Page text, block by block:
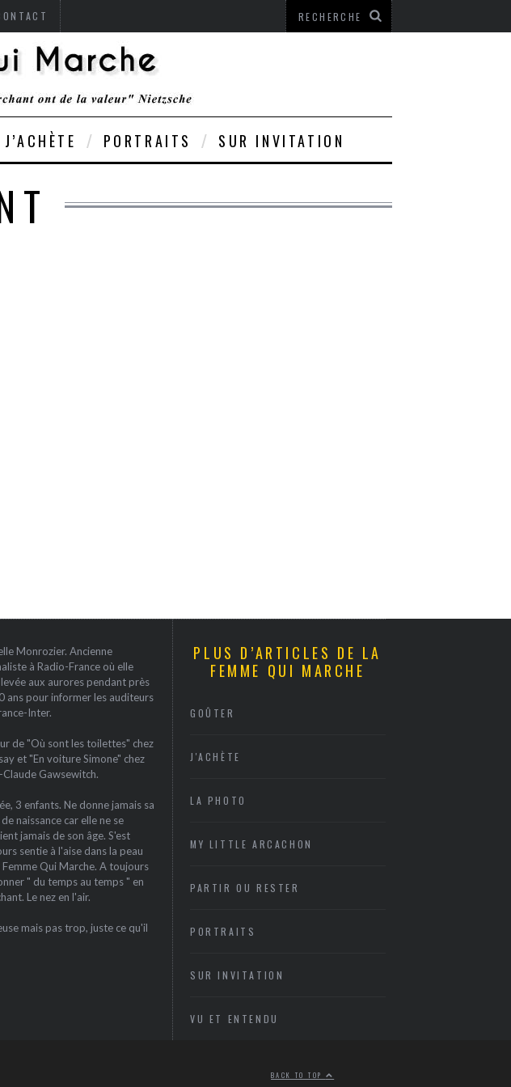
J’ACHÈTE PORTRAITS SUR INVITATION
Monrozier. Ancienne
à Radio-France où elle
aux aurores pendant près
ans pour informer les auditeurs
Inter.
de "Où sont les toilettes" chez
et "En voiture Simone" chez
Claude Gawsewitch.
3 enfants. Ne donne jamais sa
naissance car elle ne se
jamais de son âge. S'est
sentie à l'aise dans la peau
Femme Qui Marche. A toujours
" du temps au temps " en
Le nez en l'air.
mais pas trop, juste ce qu'il
PLUS D’ARTICLES DE LA
FEMME QUI MARCHE
GOÛTER
J'ACHÈTE
LA PHOTO
MY LITTLE ARCACHON
PARTIR OU RESTER
PORTRAITS
SUR INVITATION
VU ET ENTENDU
BACK TO TOP